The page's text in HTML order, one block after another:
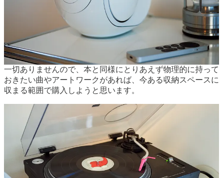
く問題無く動作するのは素晴らしいですね。カートリッジは
当時愛用していたピンクのコンコルドをそのまま使っていま
すが、最新のリスニング用のものに交換したいところです。
近年、音楽業界でもアナログ回帰の流れがありますが、ボク
はアナログレコードへの未練は全く無く、もう蒐集する気は
一切ありませんので、本と同様にとりあえず物理的に持って
おきたい曲やアートワークがあれば、今ある収納スペースに
収まる範囲で購入しようと思います。